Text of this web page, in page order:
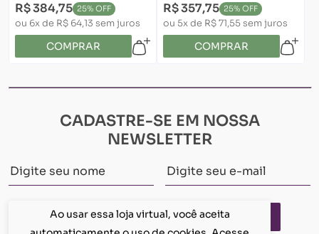
R$ 384,75 25% OFF
ou 6x de R$ 64,13 sem juros
COMPRAR
R$ 357,75 25% OFF
ou 5x de R$ 71,55 sem juros
COMPRAR
Ao usar essa loja virtual, você aceita
CADASTRE-SE EM NOSSA
NEWSLETTER
CADASTRE-SE